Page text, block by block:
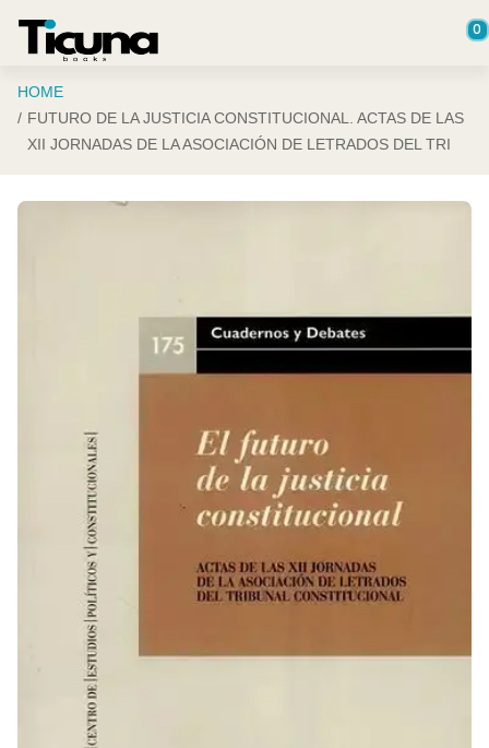
0
HOME
FUTURO DE LA JUSTICIA CONSTITUCIONAL. ACTAS DE LAS
XII JORNADAS DE LA ASOCIACIÓN DE LETRADOS DEL TRI